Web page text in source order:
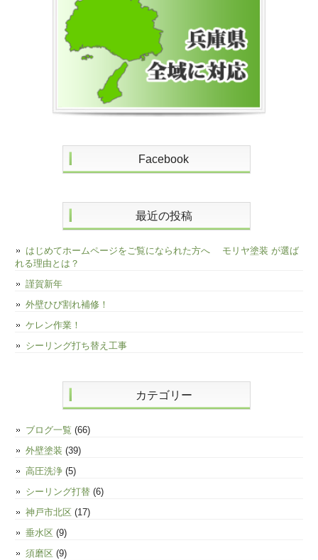
Facebook
最近の投稿
はじめてホームページをご覧になられた方へ モリヤ塗装 が選ば
れる理由とは？
謹賀新年
外壁ひび割れ補修！
ケレン作業！
シーリング打ち替え工事
カテゴリー
ブログ一覧 (66)
外壁塗装 (39)
高圧洗浄 (5)
シーリング打替 (6)
神戸市北区 (17)
垂水区 (9)
須磨区 (9)